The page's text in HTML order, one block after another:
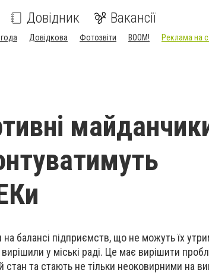
Довідник Вакансії
Довідкова Фотозвіти BOOM! Реклама на
балансі підприємств, що не можуть їх
у міські раді. Це має вирішити
стан та стають не тільки неоковирними на